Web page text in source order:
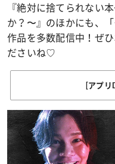
『絶対に捨てられない
か？〜』のほかにも、
作品を多数配信中！ ぜ
ださいね♡
[アプ